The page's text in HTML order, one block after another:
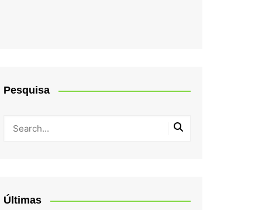
Pesquisa
Últimas